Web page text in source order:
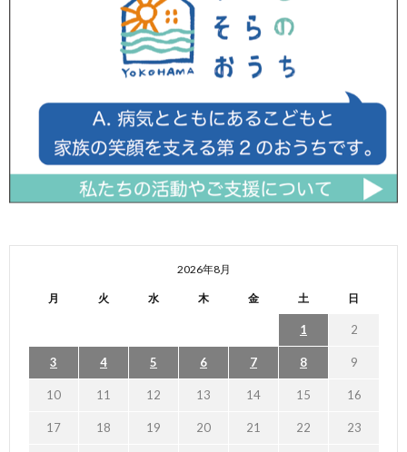
2026年8月
月 火 水 木 金 土 日
1 2
3 4 5 6 7 8 9
10 11 12 13 14 15 16
17 18 19 20 21 22 23